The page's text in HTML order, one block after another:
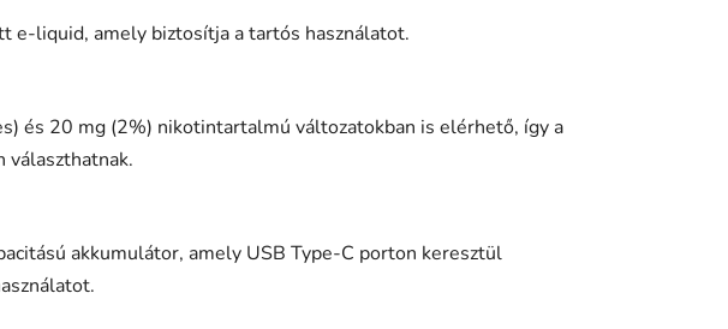
y
í
s
e
l
e
e-liquid, amely biztosítja a tartós használatot.
és 20 mg (2%) nikotintartalmú változatokban is elérhető, így a
választhatnak.
akkumulátor, amely USB Type-C porton keresztül